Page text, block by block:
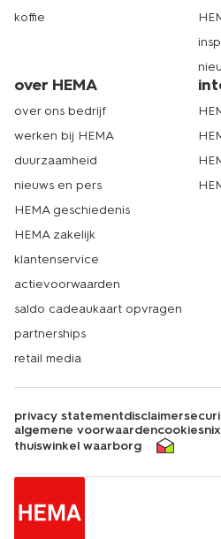
koffie
over HEMA
over ons bedrijf
werken bij HEMA
duurzaamheid
nieuws en pers
HEMA geschiedenis
HEMA zakelijk
klantenservice
actievoorwaarden
saldo cadeaukaart opvragen
partnerships
retail media
privacy statementdisclaimer
algemene voorwaardencookies
thuiswinkel waarborg